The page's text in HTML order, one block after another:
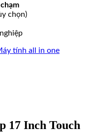
chọn)
tính all in one
17 Inch Touch